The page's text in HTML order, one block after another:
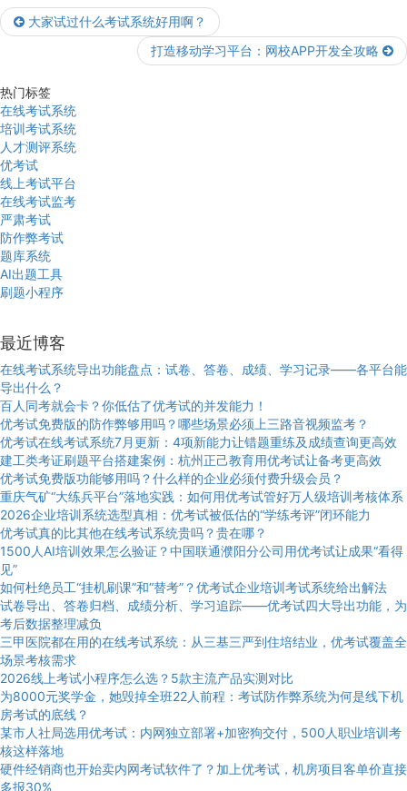
大家试过什么考试系统好用啊？
打造移动学习平台：网校APP开发全攻略
热门标签
在线考试系统
培训考试系统
人才测评系统
优考试
线上考试平台
在线考试监考
严肃考试
防作弊考试
题库系统
AI出题工具
刷题小程序
最近博客
在线考试系统导出功能盘点：试卷、答卷、成绩、学习记录——各平台能
导出什么？
百人同考就会卡？你低估了优考试的并发能力！
优考试免费版的防作弊够用吗？哪些场景必须上三路音视频监考？
优考试在线考试系统7月更新：4项新能力让错题重练及成绩查询更高效
建工类考证刷题平台搭建案例：杭州正己教育用优考试让备考更高效
优考试免费版功能够用吗？什么样的企业必须付费升级会员？
重庆气矿“大练兵平台”落地实践：如何用优考试管好万人级培训考核体系
2026企业培训系统选型真相：优考试被低估的“学练考评”闭环能力
优考试真的比其他在线考试系统贵吗？贵在哪？
1500人AI培训效果怎么验证？中国联通濮阳分公司用优考试让成果“看得
见”
如何杜绝员工“挂机刷课”和“替考”？优考试企业培训考试系统给出解法
试卷导出、答卷归档、成绩分析、学习追踪——优考试四大导出功能，为
考后数据整理减负
三甲医院都在用的在线考试系统：从三基三严到住培结业，优考试覆盖全
场景考核需求
2026线上考试小程序怎么选？5款主流产品实测对比
为8000元奖学金，她毁掉全班22人前程：考试防作弊系统为何是线下机
房考试的底线？
某市人社局选用优考试：内网独立部署+加密狗交付，500人职业培训考
核这样落地
硬件经销商也开始卖内网考试软件了？加上优考试，机房项目客单价直接
多报30%